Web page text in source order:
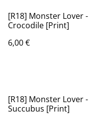
[R18] Monster Lover -
Crocodile [Print]
6,00 €
[R18] Monster Lover -
Succubus [Print]